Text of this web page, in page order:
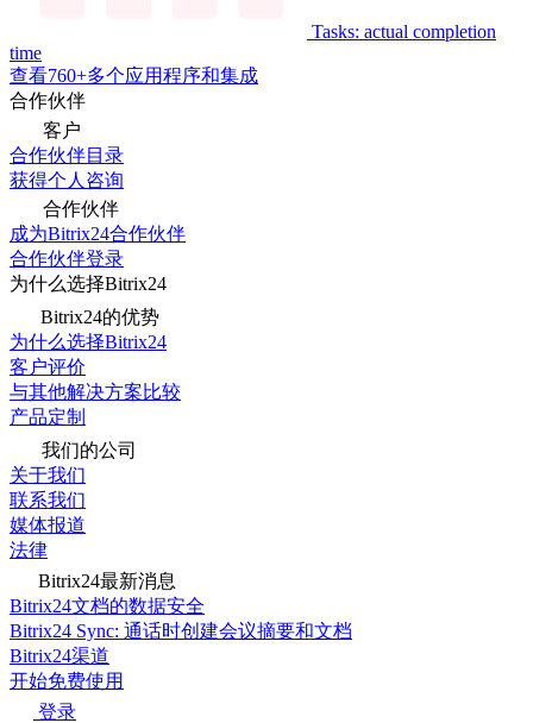
Tasks: actual completion
time
查看760+多个应用程序和集成
合作伙伴
客户
合作伙伴目录
获得个人咨询
合作伙伴
成为Bitrix24合作伙伴
合作伙伴登录
为什么选择Bitrix24
Bitrix24的优势
为什么选择Bitrix24
客户评价
与其他解决方案比较
产品定制
我们的公司
关于我们
联系我们
媒体报道
法律
Bitrix24最新消息
Bitrix24文档的数据安全
Bitrix24 Sync: 通话时创建会议摘要和文档
Bitrix24渠道
开始免费使用
登录